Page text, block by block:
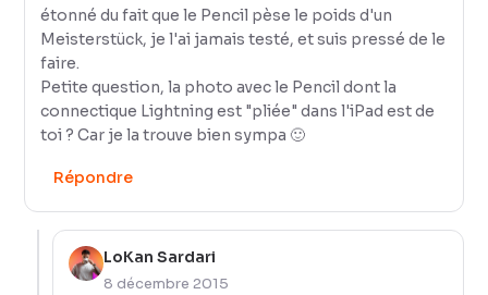
étonné du fait que le Pencil pèse le poids d'un
Meisterstück, je l'ai jamais testé, et suis pressé de le
faire.
Petite question, la photo avec le Pencil dont la
connectique Lightning est "pliée" dans l'iPad est de
toi ? Car je la trouve bien sympa 🙂
Répondre
LoKan Sardari
8 décembre 2015